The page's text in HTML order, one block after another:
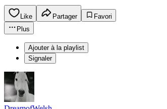
Like Partager
Favori
Plus
Ajouter à la playlist
Signaler